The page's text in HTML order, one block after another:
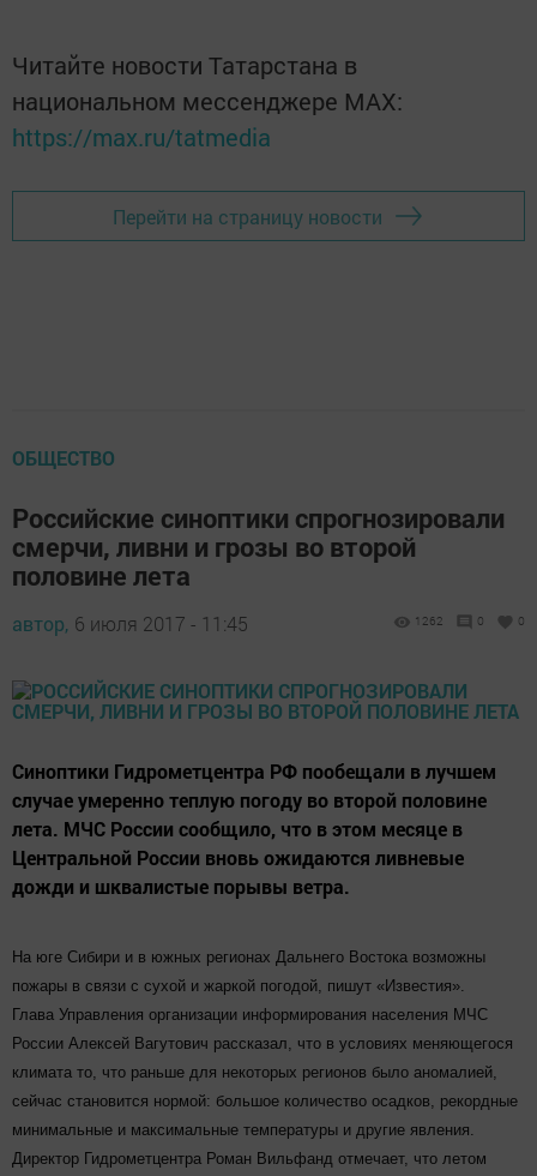
Читайте новости Татарстана в
национальном мессенджере MАХ:
https://max.ru/tatmedia
Перейти на страницу новости
ОБЩЕСТВО
Российские синоптики спрогнозировали
смерчи, ливни и грозы во второй
половине лета
автор, 6 июля 2017 - 11:45 1262 0 0
Синоптики Гидрометцентра РФ пообещали в лучшем
случае умеренно теплую погоду во второй половине
лета. МЧС России сообщило, что в этом месяце в
Центральной России вновь ожидаются ливневые
дожди и шквалистые порывы ветра.
На юге Сибири и в южных регионах Дальнего Востока возможны
пожары в связи с сухой и жаркой погодой, пишут «Известия».
Глава Управления организации информирования населения МЧС
России Алексей Вагутович рассказал, что в условиях меняющегося
климата то, что раньше для некоторых регионов было аномалией,
сейчас становится нормой: большое количество осадков, рекордные
минимальные и максимальные температуры и другие явления.
Директор Гидрометцентра Роман Вильфанд отмечает, что летом